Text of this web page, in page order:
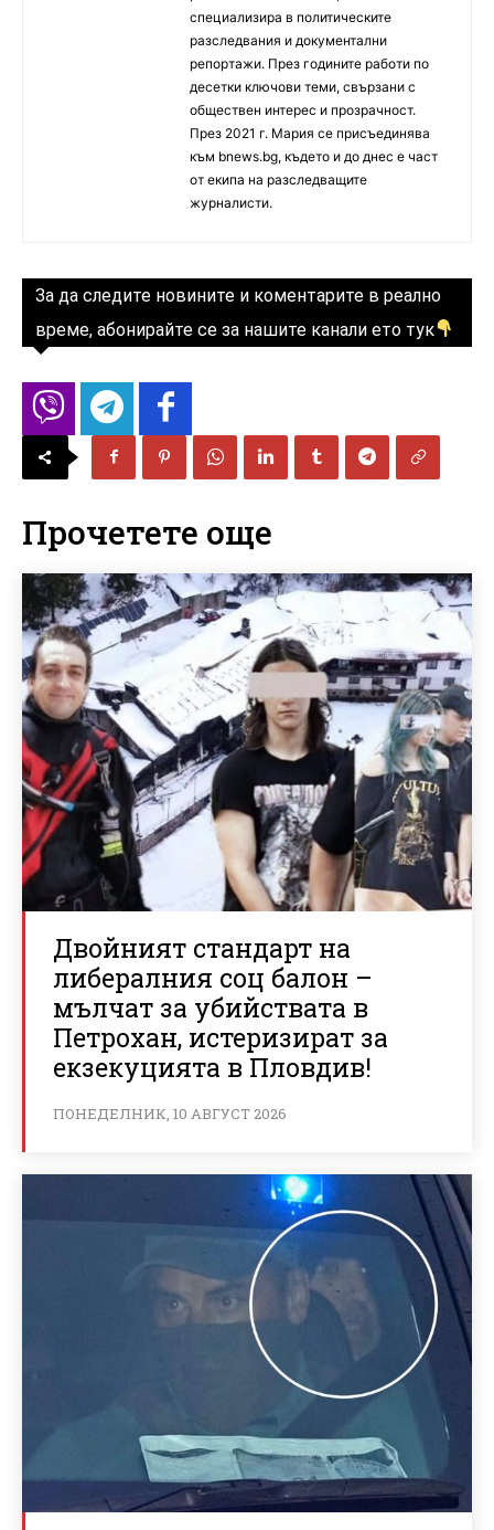
специализира в политическите
разследвания и документални
репортажи. През годините работи по
десетки ключови теми, свързани с
обществен интерес и прозрачност.
През 2021 г. Мария се присъединява
към bnews.bg, където и до днес е част
от екипа на разследващите
журналисти.
За да следите новините и коментарите в реално
време, абонирайте се за нашите канали ето тук
Прочетете още
Двойният стандарт на
либералния соц балон –
мълчат за убийствата в
Петрохан, истеризират за
екзекуцията в Пловдив!
ПОНЕДЕЛНИК, 10 АВГУСТ 2026